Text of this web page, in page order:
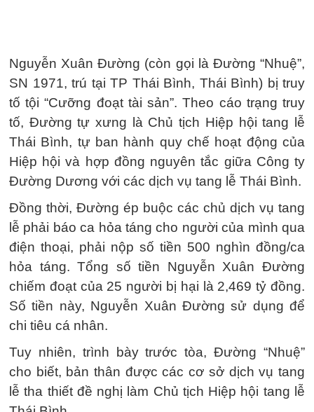
Nguyễn Xuân Đường (còn gọi là Đường “Nhuệ”,
SN 1971, trú tại TP Thái Bình, Thái Bình) bị truy
tố tội “Cưỡng đoạt tài sản”. Theo cáo trạng truy
tố, Đường tự xưng là Chủ tịch Hiệp hội tang lễ
Thái Bình, tự ban hành quy chế hoạt động của
Hiệp hội và hợp đồng nguyên tắc giữa Công ty
Đường Dương với các dịch vụ tang lễ Thái Bình.
Đồng thời, Đường ép buộc các chủ dịch vụ tang
lễ phải báo ca hỏa táng cho người của mình qua
điện thoại, phải nộp số tiền 500 nghìn đồng/ca
hỏa táng. Tổng số tiền Nguyễn Xuân Đường
chiếm đoạt của 25 người bị hại là 2,469 tỷ đồng.
Số tiền này, Nguyễn Xuân Đường sử dụng để
chi tiêu cá nhân.
Tuy nhiên, trình bày trước tòa, Đường “Nhuệ”
cho biết, bản thân được các cơ sở dịch vụ tang
lễ tha thiết đề nghị làm Chủ tịch Hiệp hội tang lễ